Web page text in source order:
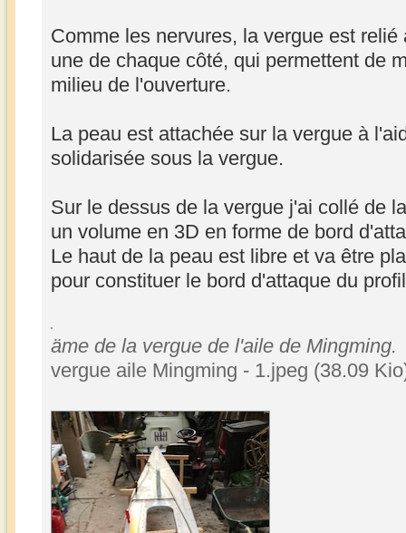
Comme les nervures, la vergue est
une de chaque côté, qui permettent de
milieu de l'ouverture.
La peau est attachée sur la vergue à
solidarisée sous la vergue.
Sur le dessus de la vergue j'ai collé de
un volume en 3D en forme de bord
Le haut de la peau est libre et va être
pour constituer le bord d'attaque du
äme de la vergue de l'aile de Mingming.
vergue aile Mingming - 1.jpeg (38.09